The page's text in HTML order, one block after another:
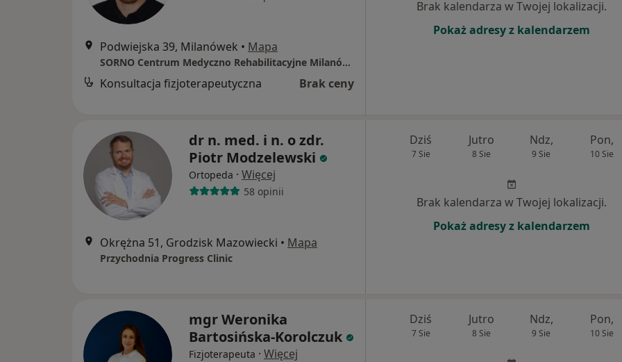
Podwiejska 39, Milanówek • Mapa
SORNO Centrum Medyczno Rehabilitacyjne Milanówek
Konsultacja fizjoterapeutyczna Brak ceny
Brak kalendarza w Twojej lokalizacji.
Pokaż adresy z kalendarzem
dr n. med. i n. o zdr.
Piotr Modzelewski
Ortopeda · Więcej
58 opinii
Okrężna 51, Grodzisk Mazowiecki • Mapa
Przychodnia Progress Clinic
Dziś
7 Sie
Jutro
8 Sie
Ndz,
9 Sie
Pon,
10 Sie
Brak kalendarza w Twojej lokalizacji.
Pokaż adresy z kalendarzem
mgr Weronika
Bartosińska-Korolczuk
Fizjoterapeuta · Więcej
Dziś
7 Sie
Jutro
8 Sie
Ndz,
9 Sie
Pon,
10 Sie